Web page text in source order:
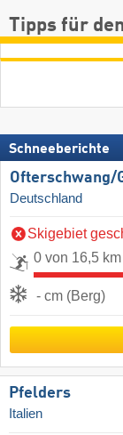
Tipps für
Schneeberichte
Ofterschwang/​
Deutschland
Skigebiet
0 von 16,5
- cm (Berg)
Pfelders
Italien